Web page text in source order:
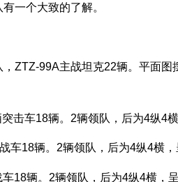
一个大致的了解。
，ZTZ-99A主战坦克22辆。平面图
击车18辆。2辆领队，后为4纵4
车18辆。2辆领队，后为4纵4横，
18辆。2辆领队，后为4纵4横，呈